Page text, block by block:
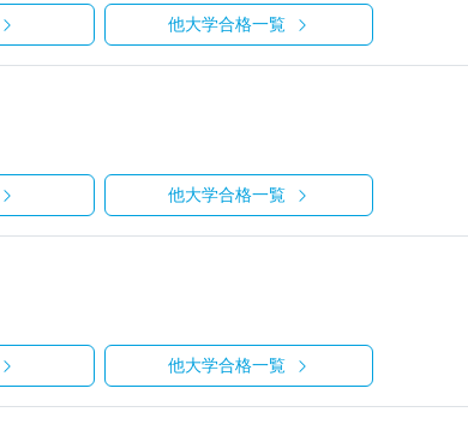
他大学合格一覧
他大学合格一覧
他大学合格一覧